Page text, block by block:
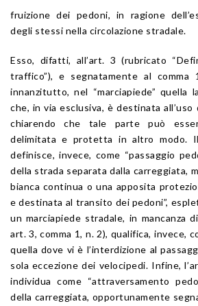
fruizione dei pedoni, in ragione
degli stessi nella circolazione stradale.
Esso, difatti, all’art. 3 (rubricato
traffico”), e segnatamente al comma
innanzitutto, nel “marciapiede” quella
che, in via esclusiva, è destinata
chiarendo che tale parte può
delimitata e protetta in altro modo.
definisce, invece, come “passaggio
della strada separata dalla carreggiata,
bianca continua o una apposita
e destinata al transito dei pedoni”,
un marciapiede stradale, in mancanza
art. 3, comma 1, n. 2), qualifica, invece,
quella dove vi è l’interdizione al
sola eccezione dei velocipedi. Infine,
individua come “attraversamento
della carreggiata, opportunamente